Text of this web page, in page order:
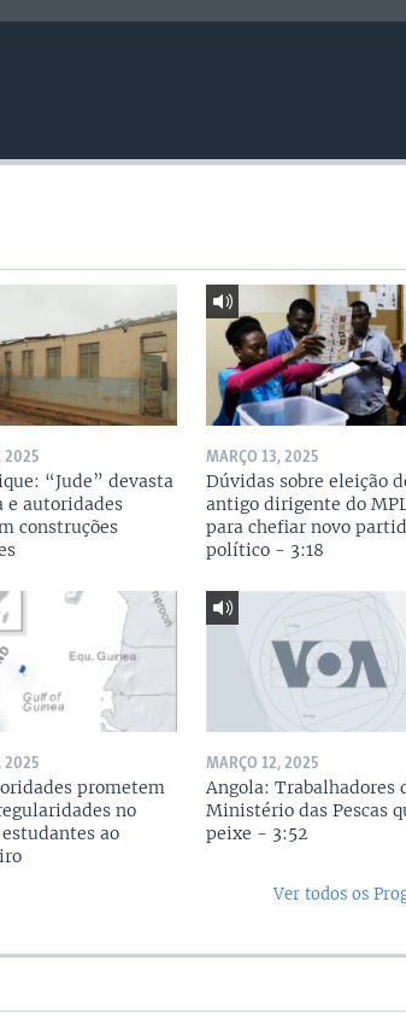
2025
“Jude” devasta
e autoridades
construções
MARÇO 13, 2025
Dúvidas sobre eleição
antigo dirigente do
para chefiar novo
político - 3:18
2025
prometem
no
ao
MARÇO 12, 2025
Angola: Trabalhadores
Ministério das Pescas
peixe - 3:52
Ver todos os